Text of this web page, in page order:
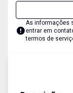
As informações
entrar em
termos de